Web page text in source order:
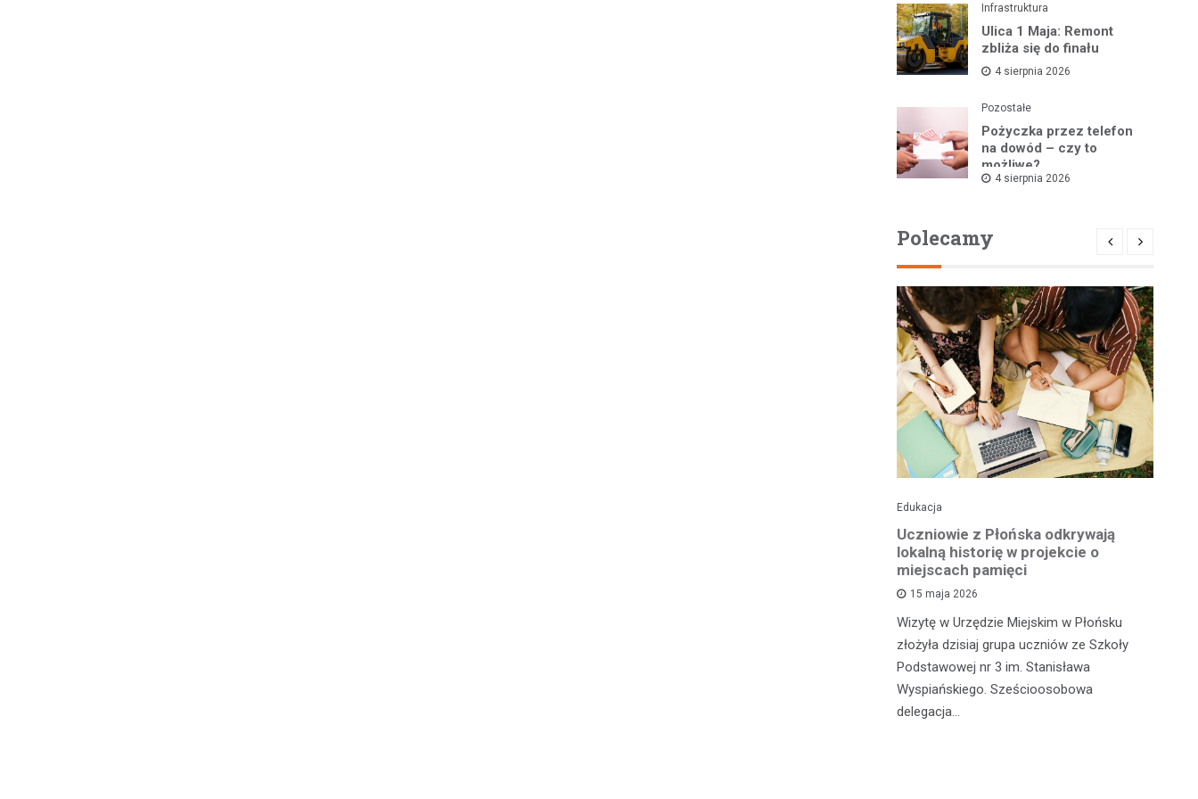
Infrastruktura
Ulica 1 Maja: Remont
zbliża się do finału
4 sierpnia 2026
Pozostałe
Pożyczka przez telefon
na dowód – czy to
możliwe?
4 sierpnia 2026
Polecamy
Edukacja
Uczniowie z Płońska odkrywają
lokalną historię w projekcie o
miejscach pamięci
15 maja 2026
Wizytę w Urzędzie Miejskim w Płońsku
złożyła dzisiaj grupa uczniów ze Szkoły
Podstawowej nr 3 im. Stanisława
Wyspiańskiego. Sześcioosobowa
delegacja…